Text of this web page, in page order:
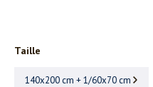
Taille
140x200 cm + 1/60x70 cm